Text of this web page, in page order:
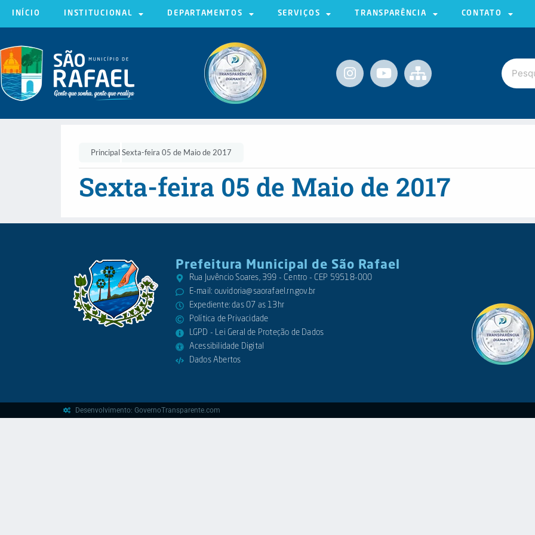
INÍCIO INSTITUCIONAL DEPARTAMENTOS SERVIÇOS TRANSPARÊNCIA CONTATO
PrincipalSexta-feira 05 de Maio de 2017
Sexta-feira 05 de Maio de 2017
Prefeitura Municipal de São Rafael
Rua Juvêncio Soares, 399 - Centro - CEP 59518-000
E-mail: ouvidoria@saorafael.rn.gov.br
Expediente: das 07 as 13hr
Política de Privacidade
LGPD - Lei Geral de Proteção de Dados
Acessibilidade Digital
Dados Abertos
Desenvolvimento: GovernoTransparente.com